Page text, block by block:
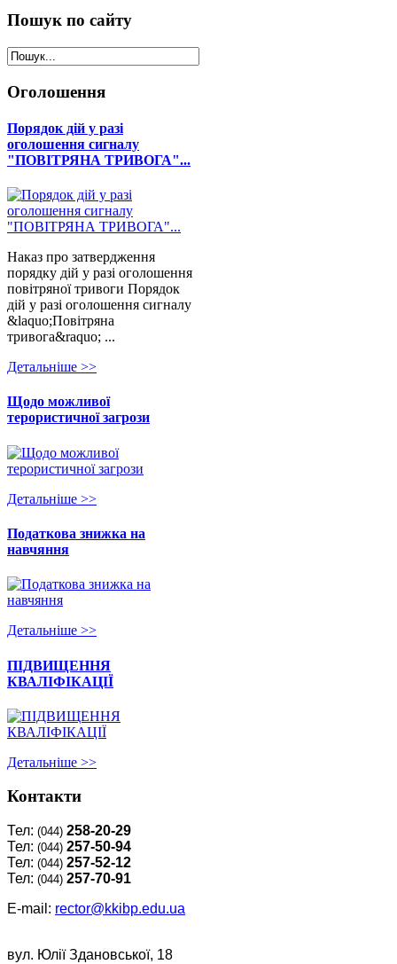
Пошук по сайту
Оголошення
Порядок дій у разі
оголошення сигналу
"ПОВІТРЯНА ТРИВОГА"...
Наказ про затвердження
порядку дій у разі оголошення
повітряної тривоги Порядок
дій у разі оголошення сигналу
&laquo;Повітряна
тривога&raquo; ...
Детальнiше >>
Щодо можливої
терористичної загрози
Детальнiше >>
Податкова знижка на
навчяння
Детальнiше >>
ПІДВИЩЕННЯ
КВАЛІФІКАЦІЇ
Детальнiше >>
Контакти
Тел: (044) 258-20-29
Тел: (044) 257-50-94
Тел: (044) 257-52-12
Тел: (044) 257-70-91
E-mail: rector@kkibp.edu.ua
вул. Юлії Здановської, 18